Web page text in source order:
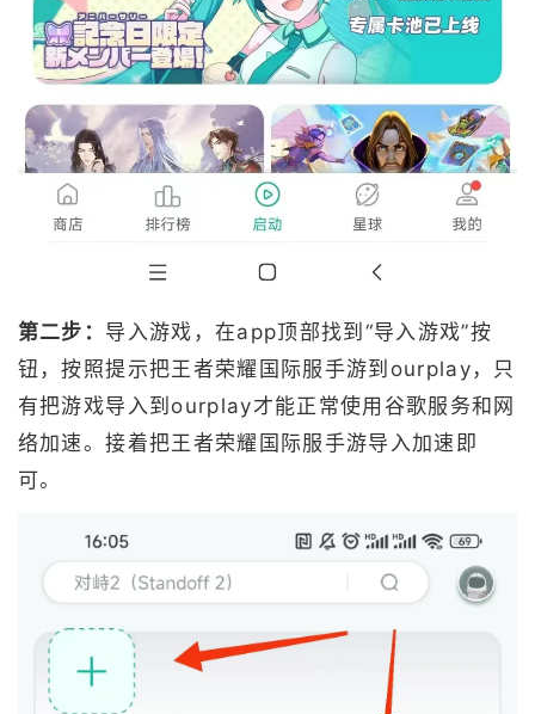
第二步： 导入游戏，在app顶部找到“导入游戏”按
钮，按照提示把王者荣耀国际服手游到ourplay，只
有把游戏导入到ourplay才能正常使用谷歌服务和网
络加速。接着把王者荣耀国际服手游导入加速即
可。